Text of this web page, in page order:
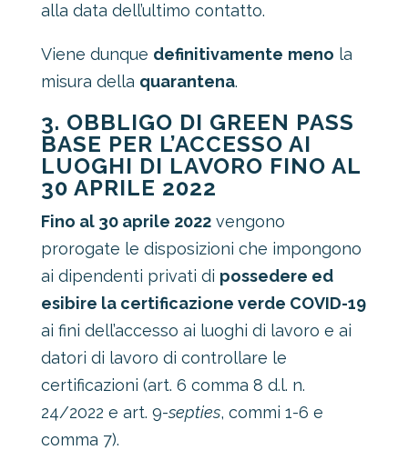
alla data dell’ultimo contatto.
Viene dunque definitivamente meno la
misura della quarantena.
3. OBBLIGO DI GREEN PASS
BASE PER L’ACCESSO AI
LUOGHI DI LAVORO FINO AL
30 APRILE 2022
Fino al 30 aprile 2022vengono
prorogate le disposizioni che impongono
ai dipendenti privati di possedere ed
esibire la certificazione verde COVID-19
ai fini dell’accesso ai luoghi di lavoro e ai
datori di lavoro di controllare le
certificazioni (art. 6 comma 8 d.l. n.
24/2022 e art. 9-septies, commi 1-6 e
comma 7).